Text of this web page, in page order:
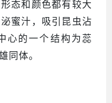
态和颜色都有较大
蜜汁，吸引昆虫沾
心的一个结构为蕊
同体。